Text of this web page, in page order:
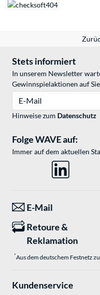
Stets informiert
In unserem Newsletter
Gewinnspielaktionen auf
Hinweise zum Datenschutz
Folge WAVE auf:
Immer auf dem aktuellen
E-Mail
Retoure &
Reklamation
*Aus dem deutschem Festnetz
Kundenservice